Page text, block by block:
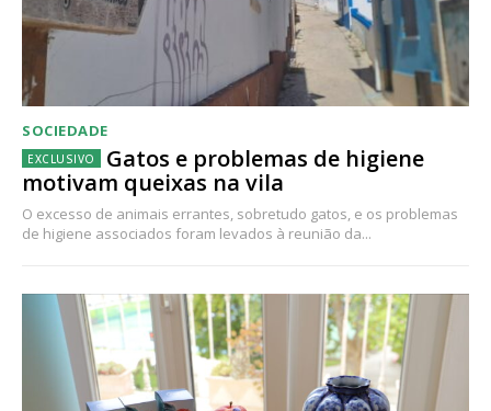
SOCIEDADE
Gatos e problemas de higiene
motivam queixas na vila
O excesso de animais errantes, sobretudo gatos, e os problemas
de higiene associados foram levados à reunião da...